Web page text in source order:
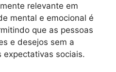
relevante em
mental e emocional é
que as pessoas
e desejos sem a
expectativas sociais.